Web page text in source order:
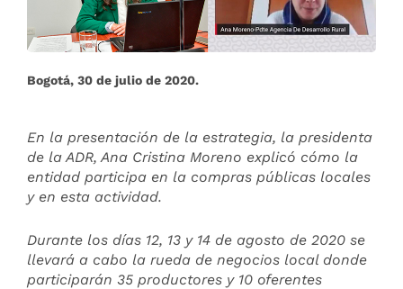
Bogotá, 30 de julio de 2020.
En la presentación de la estrategia, la presidenta
de la ADR, Ana Cristina Moreno explicó cómo la
entidad participa en la compras públicas locales
y en esta actividad.
Durante los días 12, 13 y 14 de agosto de 2020 se
llevará a cabo la rueda de negocios local donde
participarán 35 productores y 10 oferentes